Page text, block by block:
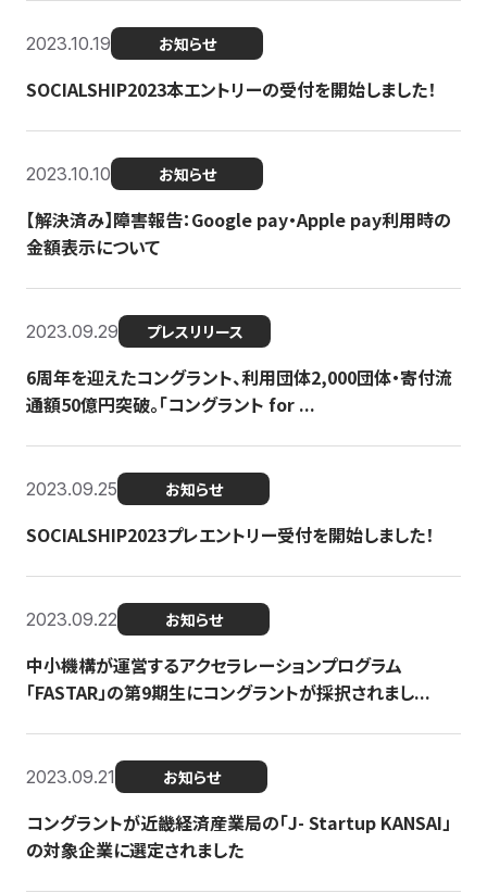
2023.10.19 お知らせ
SOCIALSHIP2023本エントリーの受付を開始しました！
2023.10.10 お知らせ
【解決済み】障害報告：Google pay・Apple pay利用時の
金額表示について
2023.09.29 プレスリリース
6周年を迎えたコングラント、利用団体2,000団体・寄付流
通額50億円突破。「コングラント for ...
2023.09.25 お知らせ
SOCIALSHIP2023プレエントリー受付を開始しました！
2023.09.22 お知らせ
中小機構が運営するアクセラレーションプログラム
「FASTAR」の第9期生にコングラントが採択されまし...
2023.09.21 お知らせ
コングラントが近畿経済産業局の「J- Startup KANSAI」
の対象企業に選定されました